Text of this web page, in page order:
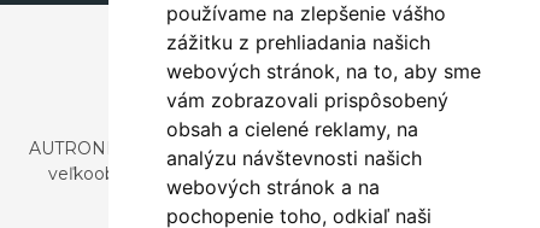
používame na zlepšenie vášho
zážitku z prehliadania našich
webových stránok, na to, aby sme
vám zobrazovali prispôsobený
obsah a cielené reklamy, na
analýzu návštevnosti našich
webových stránok a na
pochopenie toho, odkiaľ naši
AUTRONIC, s.r.o. je spoločnosť zaoberajúca sa dovozom a
veľkoobchodným predajom dizajnového aj štýlového
nábytku a dekorácií.